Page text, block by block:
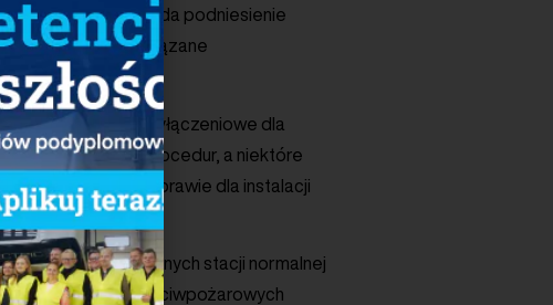
nowej taryfy zakłada podniesienie
koszty związane
procedury przyłączeniowe dla
tych procedur, a niektóre
w polskim prawie dla instalacji
odbiorów technicznych stacji normalnej
zabezpieczeń przeciwpożarowych